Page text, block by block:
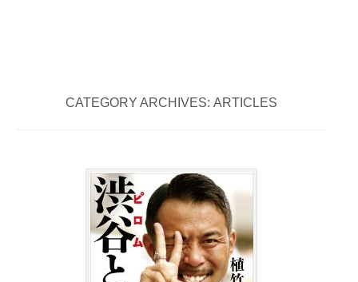
CATEGORY ARCHIVES: ARTICLES